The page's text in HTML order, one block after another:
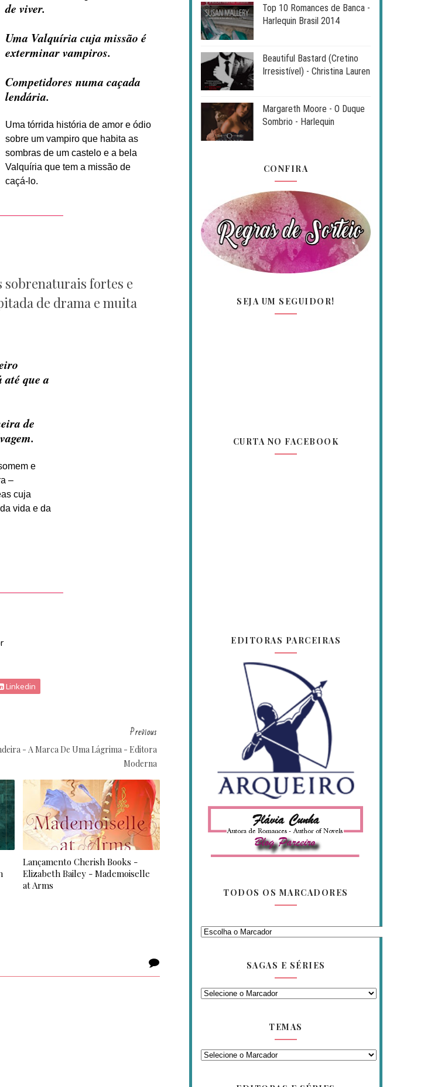
de viver.
Uma Valquíria cuja missão é
exterminar vampiros.
Competidores numa caçada
lendária.
Uma tórrida história de amor e ódio
sobre um vampiro que habita as
sombras de um castelo e a bela
Valquíria que tem a missão de
caçá-lo.
sobrenaturais fortes e
de drama e muita
que a
de
e
–
cuja
vida e da
Linkedin
Previous
- A Marca De Uma Lágrima - Editora
Moderna
Lançamento Cherish Books -
Elizabeth Bailey - Mademoiselle
at Arms
Top 10 Romances de Banca -
Harlequin Brasil 2014
Beautiful Bastard (Cretino
Irresistível) - Christina Lauren
Margareth Moore - O Duque
Sombrio - Harlequin
CONFIRA
SEJA UM SEGUIDOR!
CURTA NO FACEBOOK
EDITORAS PARCEIRAS
TODOS OS MARCADORES
SAGAS E SÉRIES
TEMAS